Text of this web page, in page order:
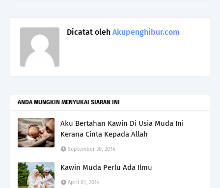
Dicatat oleh Akupenghibur.com
ANDA MUNGKIN MENYUKAI SIARAN INI
Aku Bertahan Kawin Di Usia Muda Ini
Kerana Cinta Kepada Allah
September 30, 2014
Kawin Muda Perlu Ada Ilmu
April 01, 2014